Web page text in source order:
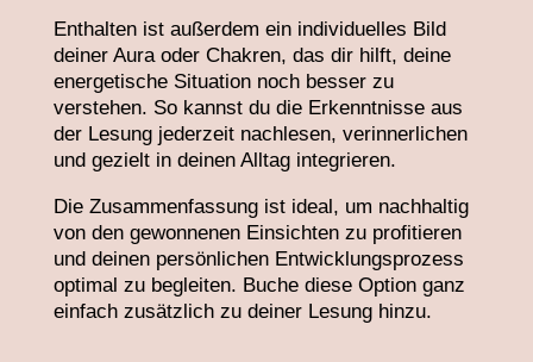
Enthalten ist außerdem ein individuelles Bild
deiner Aura oder Chakren, das dir hilft, deine
energetische Situation noch besser zu
verstehen. So kannst du die Erkenntnisse aus
der Lesung jederzeit nachlesen, verinnerlichen
und gezielt in deinen Alltag integrieren.
Die Zusammenfassung ist ideal, um nachhaltig
von den gewonnenen Einsichten zu profitieren
und deinen persönlichen Entwicklungsprozess
optimal zu begleiten. Buche diese Option ganz
einfach zusätzlich zu deiner Lesung hinzu.